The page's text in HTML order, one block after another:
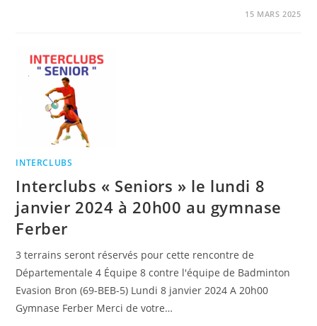
15 MARS 2025
INTERCLUBS
Interclubs « Seniors » le lundi 8
janvier 2024 à 20h00 au gymnase
Ferber
3 terrains seront réservés pour cette rencontre de
Départementale 4 Équipe 8 contre l'équipe de Badminton
Evasion Bron (69-BEB-5) Lundi 8 janvier 2024 A 20h00
Gymnase Ferber Merci de votre…